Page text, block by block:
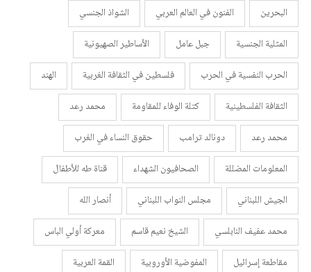
البحرين
الفنون في العالم العربي
الشواذ الجنسي
المثلية الجنسية
جبل عامل
الأساطير الصهيونية
الحرب النفسية في الحرب
فلسطين في الثقافة الغربية
الهند
الثقافة الفلسطينية
كتلة الوفاء للمقاومة
محمد رعد
محمد رعد
دونالد ترامب
حقوق النساء في الغرب
المعلومات المضللة
الصحافيون الشهداء
قناة طه للأطفال
الجيش اللبناني
مجلس النواب اللبناني
أنصار الله
محمد عفيف النابلسي
الشيخ نعيم قاسم
معركة أولي الباس
مقاطعة إسرائيل
المفوضية الأوروبية
القمة العربية